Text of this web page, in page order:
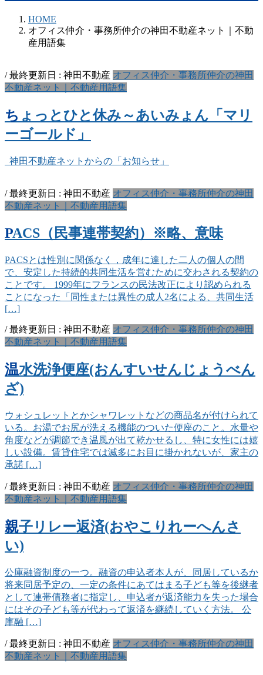
HOME
オフィス仲介・事務所仲介の神田不動産ネット｜不動
産用語集
/ 最終更新日 : 神田不動産 オフィス仲介・事務所仲介の神田
不動産ネット｜不動産用語集
ちょっとひと休み～あいみょん「マリ
ーゴールド」
神田不動産ネットからの「お知らせ」
/ 最終更新日 : 神田不動産 オフィス仲介・事務所仲介の神田
不動産ネット｜不動産用語集
PACS（民事連帯契約）※略、意味
PACSとは性別に関係なく，成年に達した二人の個人の間
で、安定した持続的共同生活を営むために交わされる契約の
ことです。 1999年にフランスの民法改正により認められる
ことになった「同性または異性の成人2名による、共同生活
[…]
/ 最終更新日 : 神田不動産 オフィス仲介・事務所仲介の神田
不動産ネット｜不動産用語集
温水洗浄便座(おんすいせんじょうべん
ざ)
ウォシュレットとかシャワレットなどの商品名が付けられて
いる。お湯でお尻が洗える機能のついた便座のこと。水量や
角度などが調節でき温風が出て乾かせるし、特に女性には嬉
しい設備。賃貸住宅では滅多にお目に掛かれないが、家主の
承諾 […]
/ 最終更新日 : 神田不動産 オフィス仲介・事務所仲介の神田
不動産ネット｜不動産用語集
親子リレー返済(おやこりれーへんさ
い)
公庫融資制度の一つ。融資の申込者本人が、同居しているか
将来同居予定の、一定の条件にあてはまる子ども等を後継者
として連帯債務者に指定し、申込者が返済能力を失った場合
にはその子ども等が代わって返済を継続していく方法。 公
庫融 […]
/ 最終更新日 : 神田不動産 オフィス仲介・事務所仲介の神田
不動産ネット｜不動産用語集